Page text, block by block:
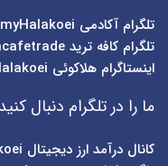
تلگرام آکادمی
تلگرام کافه ترید
اینستاگرام هلاکوئی
ما را در تلگرام دنبال کنید
کانال درآمد ارز دیجیتال